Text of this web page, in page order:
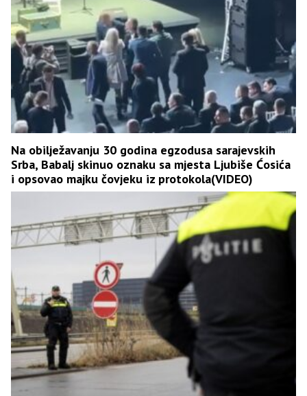
Na obilježavanju 30 godina egzodusa sarajevskih
Srba, Babalj skinuo oznaku sa mjesta Ljubiše Ćosića
i opsovao majku čovjeku iz protokola(VIDEO)